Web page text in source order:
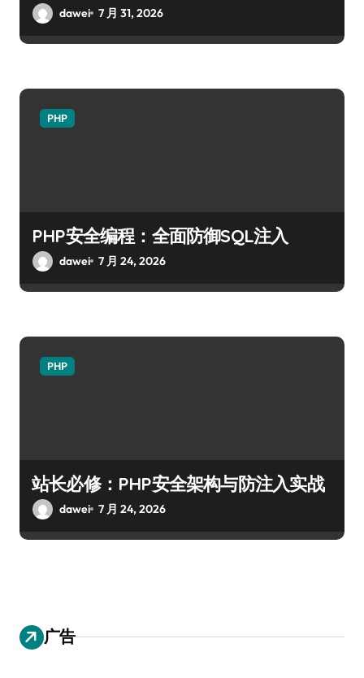
dawei 7 月 31, 2026
PHP
PHP安全编程：全面防御SQL注入
dawei 7 月 24, 2026
PHP
站长必修：PHP安全架构与防注入实战
dawei 7 月 24, 2026
广告